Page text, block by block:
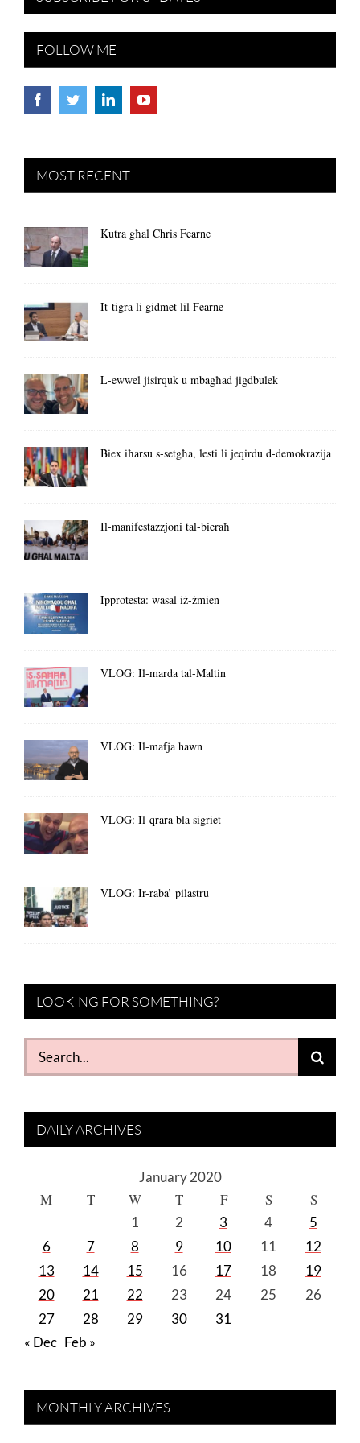
FOLLOW ME
MOST RECENT
Kutra għal Chris Fearne
It-tigra li gidmet lil Fearne
L-ewwel jisirquk u mbagħad jigdbulek
Biex iħarsu s-setgħa, lesti li jeqirdu d-demokrazija
Il-manifestazzjoni tal-bieraħ
Ipprotesta: wasal iż-żmien
VLOG: Il-marda tal-Maltin
VLOG: Il-mafja hawn
VLOG: Il-qrara bla sigriet
VLOG: Ir-raba’ pilastru
LOOKING FOR SOMETHING?
Search
for:
DAILY ARCHIVES
January 2020
M T W T F S S
1 2 3 4
5
6
7 8 9 10 11
12
13
14 15 16 17 18
19
20
21 22 23 24 25
26
27
28 29 30
31
« Dec Feb »
MONTHLY ARCHIVES